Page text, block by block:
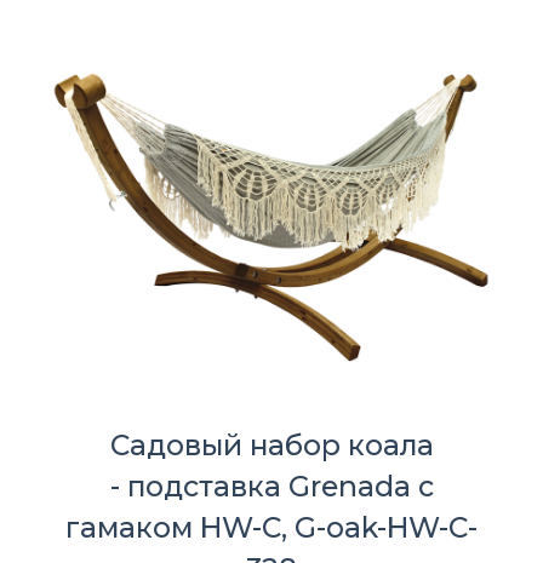
Садовый набор коала
- подставка Grenada с
гамаком HW-C, G-oak-HW-C-